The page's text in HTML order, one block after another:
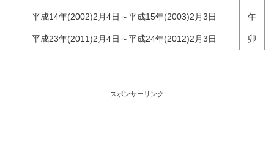
平成14年(2002)2月4日～平成15年(2003)2月3日 午
平成23年(2011)2月4日～平成24年(2012)2月3日 卯
スポンサーリンク